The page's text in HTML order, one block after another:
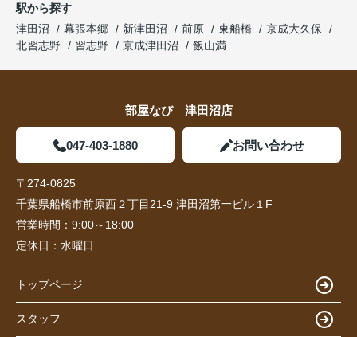
駅から探す
津田沼
幕張本郷 新津田沼 前原 東船橋
京成大久保
北習志野
習志野 京成津田沼 飯山満
部屋なび 津田沼店
047-403-1880 お問い合わせ
〒274-0825
千葉県船橋市前原西２丁目21-9 津田沼第一ビル１F
営業時間： 9:00～18:00
定休日： 水曜日
トップページ
スタッフ